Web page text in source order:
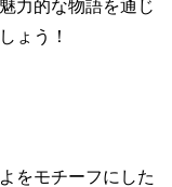
力的な物語を通じ
ょう！
をモチーフにした